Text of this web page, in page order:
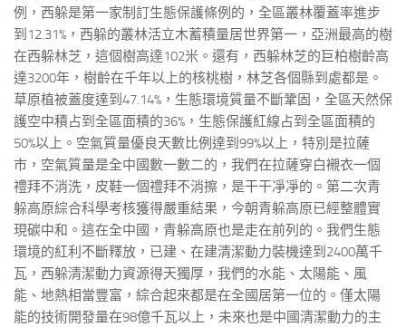
例，西躲是第一家制訂生態保護條例的，全區叢林覆蓋率進步
到12.31%，西躲的叢林活立木蓄積量居世界第一，亞洲最高的樹
在西躲林芝，這個樹高達102米。還有，西躲林芝的巨柏樹齡高
達3200年，樹齡在千年以上的核桃樹，林芝各個縣到處都是。
草原植被蓋度達到47.14%，生態環境質量不斷鞏固，全區天然保
護空中積占到全區面積的36%，生態保護紅線占到全區面積的
50%以上。空氣質量優良天數比例達到99%以上，特別是拉薩
市，空氣質量是全中國數一數二的，我們在拉薩穿白襯衣一個
禮拜不消洗，皮鞋一個禮拜不消擦，是干干凈凈的。第二次青
躲高原綜合科學考核獲得嚴重結果，今朝青躲高原已經整體實
現碳中和。這在全中國，青躲高原也是走在前列的。我們生態
環境的紅利不斷釋放，已建、在建清潔動力裝機達到2400萬千
瓦，西躲清潔動力資源得天獨厚，我們的水能、太陽能、風
能、地熱相當豐富，綜合起來都是在全國居第一位的。僅太陽
能的技術開發量在98億千瓦以上，未來也是中國清潔動力的主